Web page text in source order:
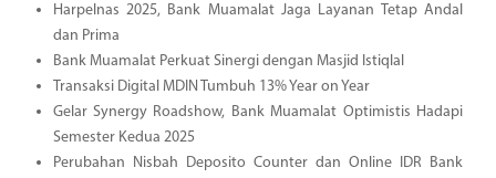
Harpelnas 2025, Bank Muamalat Jaga Layanan Tetap Andal
dan Prima
Bank Muamalat Perkuat Sinergi dengan Masjid Istiqlal
Transaksi Digital MDIN Tumbuh 13% Year on Year
Gelar Synergy Roadshow, Bank Muamalat Optimistis Hadapi
Semester Kedua 2025
Perubahan Nisbah Deposito Counter dan Online IDR Bank